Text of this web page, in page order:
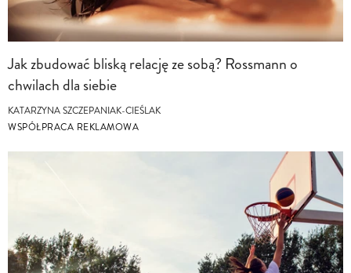
Jak zbudować bliską relację ze sobą? Rossmann o
chwilach dla siebie
KATARZYNA SZCZEPANIAK-CIEŚLAK
WSPÓŁPRACA REKLAMOWA